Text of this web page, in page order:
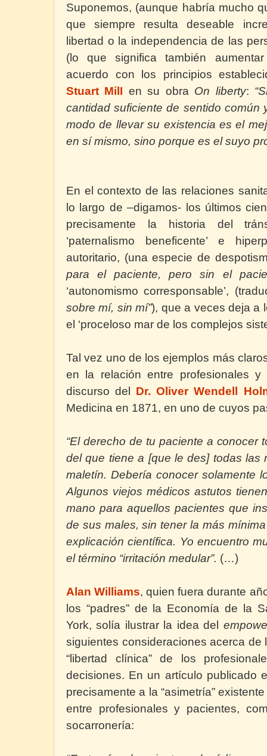
Suponemos, (aunque habría mucho
que siempre resulta deseable
libertad o la independencia de las
(lo que significa también
acuerdo con los principios
Stuart MilI en su obra On liberty:
cantidad suficiente de sentido común
modo de llevar su existencia es el
en sí mismo, sino porque es el suyo
En el contexto de las relaciones
lo largo de –digamos- los últimos
precisamente la historia del
‘paternalismo beneficente’ e
autoritario, (una especie de
para el paciente, pero sin el
‘autonomismo corresponsable’,
sobre mí, sin mí”), que a veces deja a
el ‘proceloso mar de los complejos
Tal vez uno de los ejemplos más
en la relación entre profesionales
discurso del Dr. Oliver Wendell
Medicina en 1871, en uno de cuyos
“El derecho de tu paciente a conocer
del que tiene a [que le des] todas las
maletín. Debería conocer solamente
Algunos viejos médicos astutos
mano para aquellos pacientes que
de sus males, sin tener la más
explicación científica. Yo encuentro
el término “irritación medular”. (…)
Alan Williams, quien fuera durante
los “padres” de
la Economía de
la
York, solía ilustrar la idea del
siguientes consideraciones acerca de
“libertad clínica” de los
decisiones. En un artículo publicado
precisamente a la “asimetría”
entre profesionales y pacientes,
socarronería: